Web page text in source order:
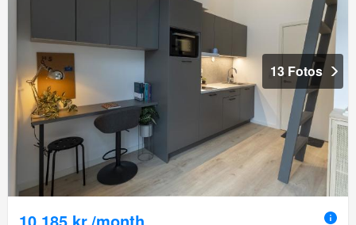
13 Fotos